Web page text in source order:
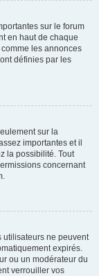
sur le forum
en haut de chaque
les annonces
définies par les
sur la
importantes et il
la possibilité. Tout
concernant
utilisateurs ne peuvent
expirés.
ou un modérateur du
verrouiller vos